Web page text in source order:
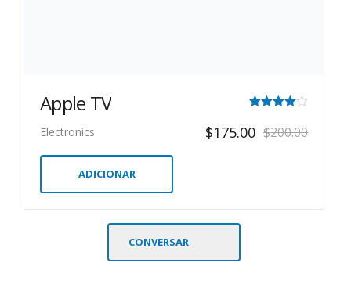
Apple TV
4.00
Electronics $200.00
$175.00
ADICIONAR
CONVERSAR